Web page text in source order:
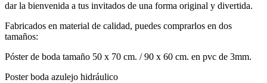
dar la bienvenida a tus invitados de una forma original y divertida.
Fabricados en material de calidad, puedes comprarlos en dos
tamaños:
Póster de boda tamaño 50 x 70 cm. / 90 x 60 cm. en pvc de 3mm.
Poster boda azulejo hidráulico